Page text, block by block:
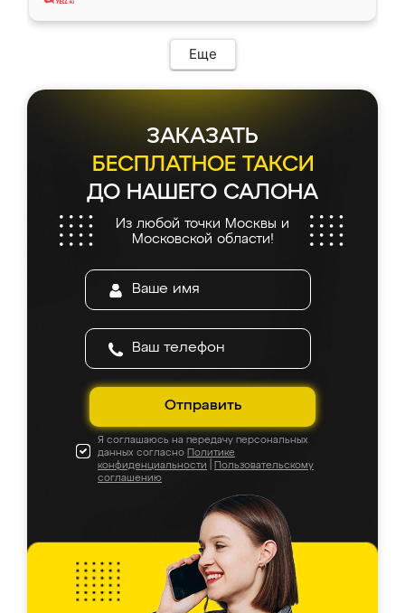
Еще
ЗАКАЗАТЬ
БЕСПЛАТНОЕ ТАКСИ
ДО НАШЕГО САЛОНА
Из любой точки Москвы и
Московской области!
Отправить
Я соглашаюсь на передачу персональных
данных согласно Политике
конфиденциальности
Пользовательскому
соглашению